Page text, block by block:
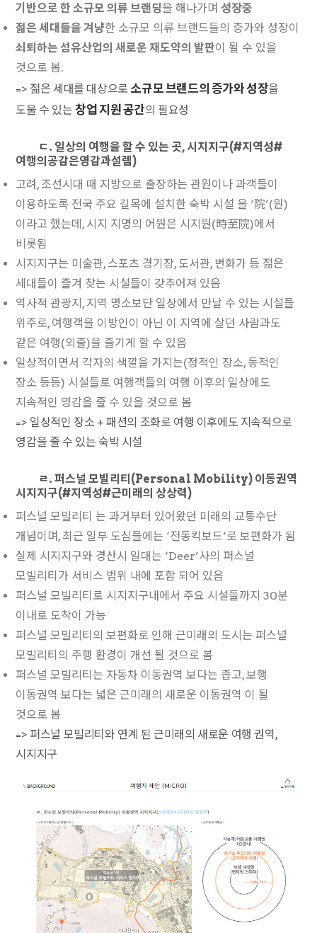
기반으로 한 소규모 의류 브랜딩을 해나가며성장중
젊은 세대들을 겨냥한 소규모 의류 브랜드들의 증가와 성장이
쇠퇴하는 섬유산업의 새로운 재도약의 발판이 될 수 있을
것으로 봄.
=> 젊은 세대를 대상으로 소규모 브랜드의 증가와 성장을
도울 수 있는창업 지원 공간의 필요성
ㄷ. 일상의 여행을 할 수 있는 곳, 시지지구(#지역성#
여행의공감은영감과설렘)
고려, 조선시대 때 지방으로 출장하는 관원이나 과객들이
이용하도록 전국 주요 길목에 설치한 숙박 시설 을 ‘院’(원)
이라고 했는데, 시지 지명의 어원은 시지원(時至院)에서
비롯됨
시지지구는 미술관, 스포츠 경기장, 도서관, 번화가 등 젊은
세대들이 즐겨 찾는 시설들이 갖추어져 있음
역사적 관광지, 지역 명소보단 일상에서 만날 수 있는 시설들
위주로, 여행객을 이방인이 아닌 이 지역에 살던 사람과도
같은 여행(외출)을 즐기게 할 수 있음
일상적이면서 각자의 색깔을 가지는(정적인 장소, 동적인
장소 등등) 시설들로 여행객들의 여행 이후의 일상에도
지속적인 영감을 줄 수 있을 것으로 봄
=> 일상적인 장소 + 패션의 조화로 여행 이후에도 지속적으로
영감을 줄 수 있는 숙박 시설
ㄹ. 퍼스널 모빌리티(Personal Mobility) 이동권역
시지지구(#지역성#근미래의 상상력)
퍼스널 모빌리티 는 과거부터 있어왔던 미래의 교통수단
개념이며, 최근 일부 도심들에는 ‘전동킥보드’로 보편화가 됨
실제 시지지구와 경산시 일대는 ‘Deer’사의 퍼스널
모빌리티가 서비스 범위 내에 포함 되어 있음
퍼스널 모빌리티로 시지지구내에서 주요 시설들까지 30분
이내로 도착이 가능
퍼스널 모빌리티의 보편화로 인해 근미래의 도시는 퍼스널
모빌리티의 주행 환경이 개선 될 것으로 봄
퍼스널 모빌리티는 자동차 이동권역 보다는 좁고, 보행
이동권역 보다는 넓은 근미래의 새로운 이동권역 이 될
것으로 봄
=> 퍼스널 모빌리티와 연계 된 근미래의 새로운 여행 권역,
시지지구